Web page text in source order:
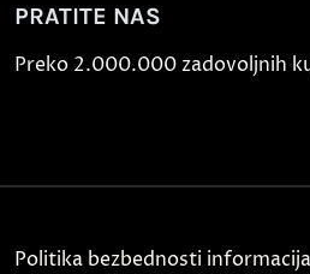
PRATITE NAS
Preko 2.000.000 zadovoljnih
Politika bezbednosti informacija